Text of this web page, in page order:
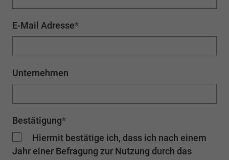
E-Mail Adresse*
Unternehmen
Bestätigung*
Jahr einer Befragung zur Nutzung durch das